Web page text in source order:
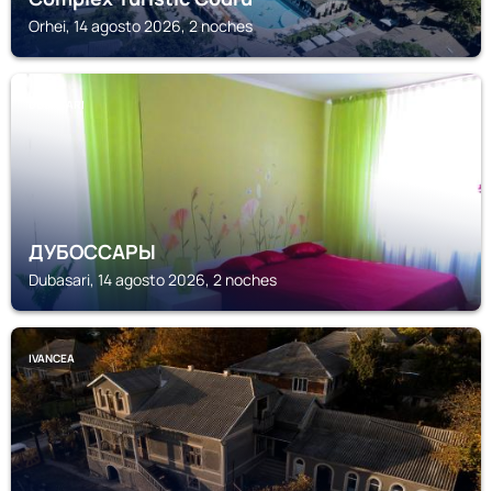
Orhei, 14 agosto 2026, 2 noches
DUBASARI
ДУБОССАРЫ
Dubasari, 14 agosto 2026, 2 noches
IVANCEA